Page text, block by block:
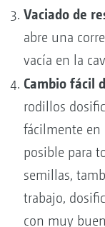
Vaciado de
abre una
vacía en la
Cambio fácil
rodillos
fácilmente en
posible para
semillas,
trabajo,
con muy